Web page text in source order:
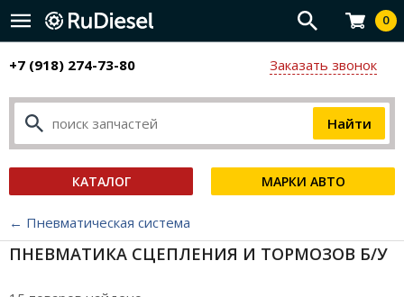
0
+7 (918) 274-73-80 Заказать звонок
КАТАЛОГ МАРКИ АВТО
← Пневматическая система
ПНЕВМАТИКА СЦЕПЛЕНИЯ И ТОРМОЗОВ Б/У